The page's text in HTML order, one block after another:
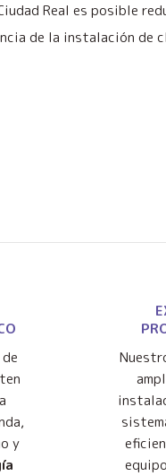
Real es posible
de la instalación de
y